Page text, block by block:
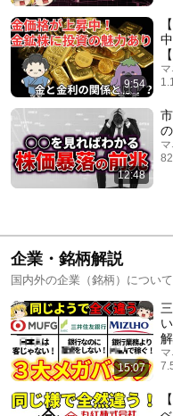
9:54
12:48
企業・銘柄解説
国内外の企業（銘柄）につい
15:07
解